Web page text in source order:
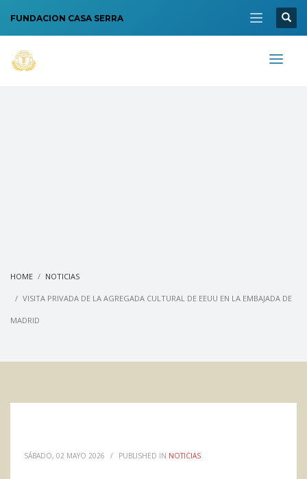
FUNDACION CASA SERRA
HOME NOTICIAS
VISITA PRIVADA DE LA AGREGADA CULTURAL DE EEUU EN LA EMBAJADA DE
MADRID
SÁBADO, 02 MAYO 2026 / PUBLISHED IN NOTICIAS